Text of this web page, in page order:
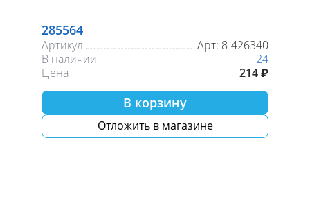
285564
Артикул
Арт: 8-426340
В наличии
24
Цена
214 ₽
В корзину
Отложить в магазине